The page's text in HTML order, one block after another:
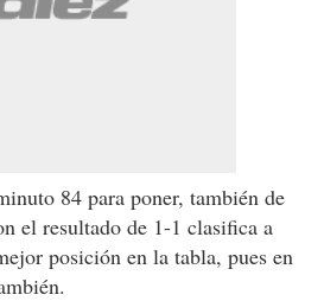
84 para poner, también de
el resultado de 1-1 clasifica a
posición en la tabla, pues en